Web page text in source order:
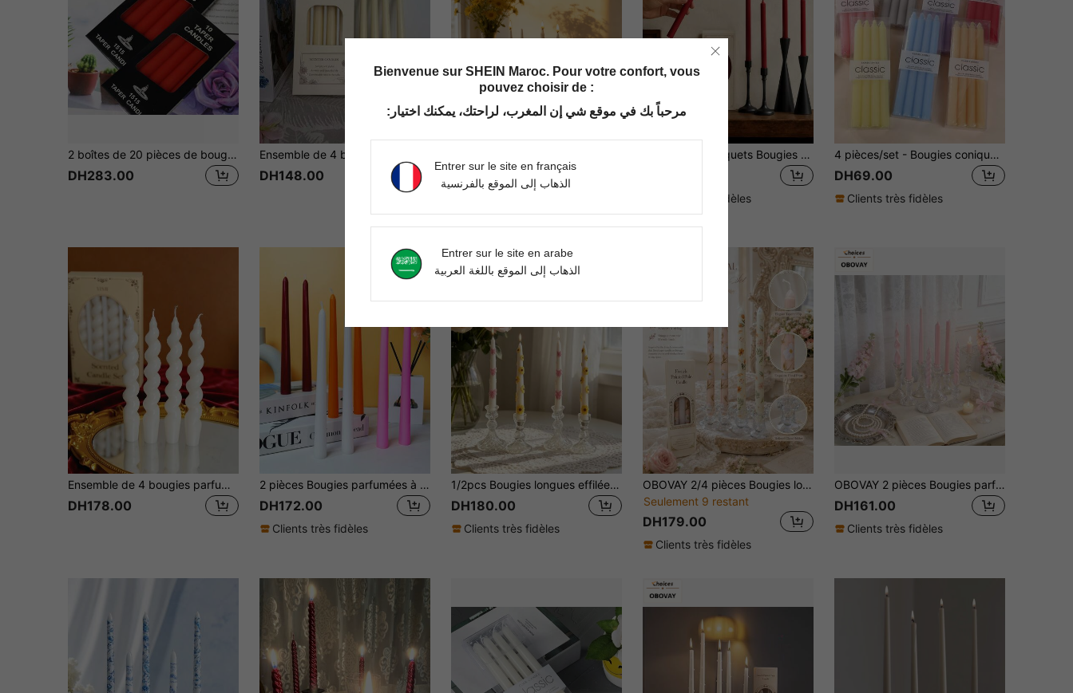
2 boîtes de 20 pièces de bougies à tige droite de 16 cm de hauteur, d'une durée de 2 heures chacune, sans parfum. Bougies fines de Noël pour la décoration de la maison, cadeaux pour les amis et les femmes, cadeau d'hiver. Bougies mignonnes convenant à un usage intérieur/extérieur, éclairage d'urgence en cas de panne de courant, et pour la décoration des mariages, églises, fêtes, anniversaires et rassemblements. Bougies décoratives à tige conique sans goutte.
DH283.00 DH148.00 DH119.35
2 Paquets/4 Paquets Bougies à tige longue avec engrenage pointu rouge de 0,78*9,87 pouces, convient pour la décoration de la maison, la décoration du salon, la décoration de la chambre, les fournitures de fête, la décoration des fêtes, la décoration de la Saint-Valentin, la création d'une atmosphère romantique, les souvenirs de mariage
Clients très fidèles
4 pièces/set - Bougies coniques de 25 cm à motif macaron vertical, bougies de mariage colorées, convenant pour restaurant, hôtel, salon, chambre à coucher. Set de dîner romantique avec décorations de mariage, bougies pour fête et décoration de la maison, bougeoirs pour dîner aux chandelles sans fumée et sans odeur, décoration de restaurant, cadeaux, décoration de la maison, convenant pour Pâques, saison des mariages, Saint-Valentin
DH69.00
Clients très fidèles
Ensemble de 4 bougies parfumées longues et effilées, en cire de soja, fragrance élégante, bougies décoratives rayées au style moderne, bougies aromatiques en cire de soja mignonnes pour la décoration de la maison
DH178.00
2 pièces Bougies parfumées à la cire de soja, bougies décoratives de maison de 10 pouces, bougies parfumées en bâton, bougies longues multicolores, bougies fines de Noël parfumées, set de bougies de décoration d'Halloween, décoration de mariage, cadeaux d'aromathérapie
DH172.00
Clients très fidèles
1/2pcs Bougies longues effilées de style nordique en forme de marguerite et de nœud, taille 0,78*7,87 pouces, bougie longue effilée marguerite, bougie longue effilée nœud, méditation et éclairage, créer une ambiance, convient pour la décoration de la maison, la décoration de restaurant, la décoration d'hôtel, dîner aux chandelles romantique
DH180.00
Clients très fidèles
OBOVAY 2/4 pièces Bougies longues effilées à imprimé floral français, bougies à tige longue de 0,86*9,84 pouces, créent une atmosphère chaleureuse, convient pour la décoration de la maison, la décoration d'hôtel, la mise en place de table, cadeau pour femmes, cadeau d'anniversaire
Seulement 9 restant
DH179.00
Clients très fidèles
OBOVAY 2 pièces Bougies parfumées à long manche rose (porte-bougie non inclus), diamètre 0,78 pouce, design rayé torsadé en spirale, forme effilée, cire de soja sans fumée, convient pour la décoration de la maison, la chambre, les fêtes et les décorations de fête
DH161.00
Clients très fidèles
Bienvenue sur SHEIN Maroc. Pour votre confort, vous
pouvez choisir de :
مرحباً بك في موقع شي إن المغرب، لراحتك، يمكنك اختيار:
Entrer sur le site en français
الذهاب إلى الموقع بالفرنسية
Entrer sur le site en arabe
الذهاب إلى الموقع باللغة العربية